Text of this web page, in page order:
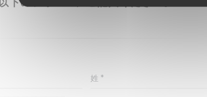
以下のフォームにご記入ください。